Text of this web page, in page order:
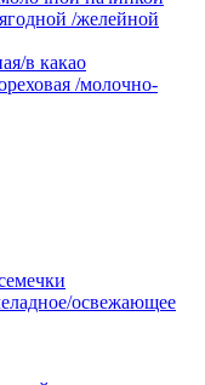
/желейной
в какао
/молочно-
освежающее